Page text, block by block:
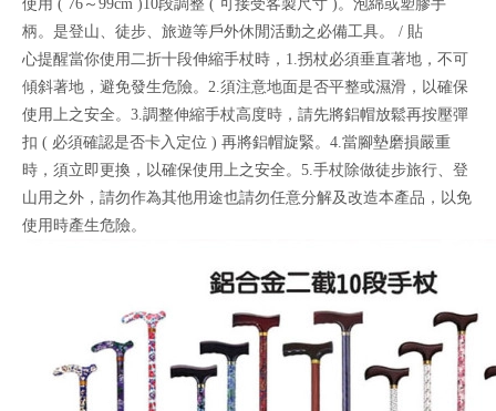
使用 ( 76～99cm )10段調整 ( 可接受客製尺寸 )。泡綿或塑膠手
柄。是登山、徒步、旅遊等戶外休閒活動之必備工具。 / 貼
心提醒當你使用二折十段伸縮手杖時，1.拐杖必須垂直著地，不可
傾斜著地，避免發生危險。2.須注意地面是否平整或濕滑，以確保
使用上之安全。3.調整伸縮手杖高度時，請先將鋁帽放鬆再按壓彈
扣 ( 必須確認是否卡入定位 ) 再將鋁帽旋緊。4.當腳墊磨損嚴重
時，須立即更換，以確保使用上之安全。5.手杖除做徒步旅行、登
山用之外，請勿作為其他用途也請勿任意分解及改造本產品，以免
使用時產生危險。